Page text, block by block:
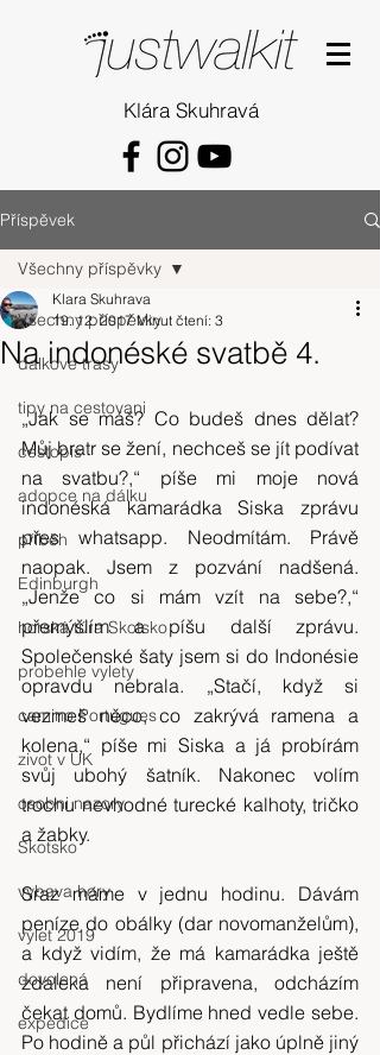
Klára Skuhravá
Příspěvek
Všechny příspěvky
dalkove trasy
tipy na cestovani
cestopis
adopce na dálku
příběh
Edinburgh
horská túra Skotsko
probehle vylety
camino Portugues
zivot v UK
osobni nazory
Skotsko
vybava hory
výlet 2019
dovolená
expedice
Všechny příspěvky
Na indonéské svatbě 4.
Klara Skuhrava
19. 12. 2017 Minut čtení: 3
„Jak se máš? Co budeš dnes dělat?
Můj bratr se žení, nechceš se jít podívat
na svatbu?,“ píše mi moje nová
indonéská kamarádka Siska zprávu
přes whatsapp. Neodmítám. Právě
naopak. Jsem z pozvání nadšená.
„Jenže co si mám vzít na sebe?,“
přemýšlím a píšu další zprávu.
Společenské šaty jsem si do Indonésie
opravdu nebrala. „Stačí, když si
vezmeš něco, co zakrývá ramena a
kolena,“ píše mi Siska a já probírám
svůj ubohý šatník. Nakonec volím
trochu nevhodné turecké kalhoty, tričko
a žabky.
Sraz máme v jednu hodinu. Dávám
peníze do obálky (dar novomanželům),
a když vidím, že má kamarádka ještě
zdaleka není připravena, odcházím
čekat domů. Bydlíme hned vedle sebe.
Po hodině a půl přichází jako úplně jiný